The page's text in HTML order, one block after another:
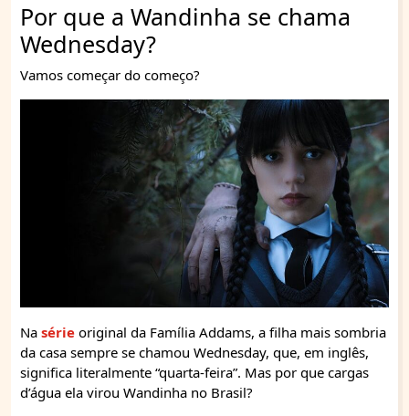
Por que a Wandinha se chama
Wednesday?
Vamos começar do começo?
Na série original da Família Addams, a filha mais sombria
da casa sempre se chamou Wednesday, que, em inglês,
significa literalmente “quarta-feira”. Mas por que cargas
d’água ela virou Wandinha no Brasil?